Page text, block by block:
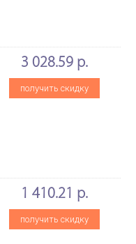
3 028.59 р.
получить скидку
1 410.21 р.
получить скидку